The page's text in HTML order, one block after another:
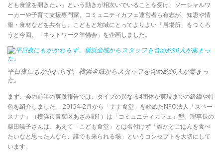
ども食堂を開きたい」という動きが相次いでいることを受け、ソーシャルワ
ーカーや子育て支援専門家、コミュニティカフェ運営者ら有志が、知恵や情
報・食材などを共有し、こどもと地域にとってよりよい「居場所」をつくろ
うと今回、「ネットワーク準備会」を企画しました。
平日夜にもかかわらず、横浜全域からスタッフを含め約90人が集まっ
た。
まず、会の前半の実践報告では、タイプの異なる4団体が実現までの経緯や特
色を紹介しました。 2015年2月から「ナナ食堂」を始めたNPO法人「スペー
スナナ」（横浜市青葉区あざみ野1）は「コミュニティカフェ」型。理事長の
柴田暁子さんは、あえて「こども食堂」とは名付けず「誰かとごはんを食べ
たいなと思った人なら、誰でも来られる場」というコンセプトを大切にして
います。